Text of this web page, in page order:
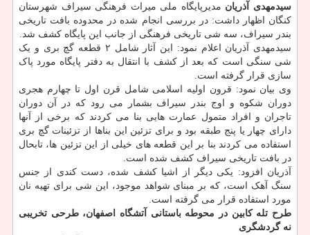
سیدمهدی آذریان مدیرپایگاه ملی میراث فرهنگی سیراف شهرستان
کنگان اظهار داشت: در بررسی انجام شده در محدوده بافت تاریخی
بندر سیراف، سه شی تاریخی فرهنگی از جانب این پایگاه کشف شد.
سیدمهدی آذریان اعلام نمود: این آثار شامل ۲ قطعه گچ بری و یک
شی سنگی است که بعد از کشف با انتقال به دفتر پایگاه مورد پاک
سازی قرار گرفته است.
وی بیان نمود: قرون اولیه اسلامی شامل قرن اول تا چهارم هجری
دوران شکوه و اوج بندر سیراف بشمار می رود که در آن دوران
تاجران و افراد متمول عمارت هایی بنا می کردند که برخی از آنها
دارای چهار یا پنج طبقه بود و برای تزئین این بناها از تزئینات گچ بری
استفاده می کردند بنا بر این قطعه های خیلی از این تزئین ها، تابحال
در بافت تاریخی سیراف کشف شده است.
آذریان افزود: یکی دیگر از اشیا کشف شده، دست کندی از جنس
سنگ آهک است، که بر مبنای شواهد موجود، این شی برای تهیه نان
مورد استفاده قرار می گرفته است.
طرح تله کابین در محوطه باستانی آتشگاه اصفهان، طرحی تخریبی
نه گردشگری